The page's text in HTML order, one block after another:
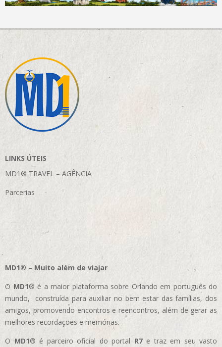
LINKS ÚTEIS
MD1® TRAVEL – AGÊNCIA
Parcerias
MD1® – Muito além de viajar
O MD1® é a maior plataforma sobre Orlando em português do
mundo, construída para auxiliar no bem estar das famílias, dos
amigos, promovendo encontros e reencontros, além de gerar as
melhores recordações e memórias.
OMD1® é parceiro oficial do portal R7e traz em seu vasto